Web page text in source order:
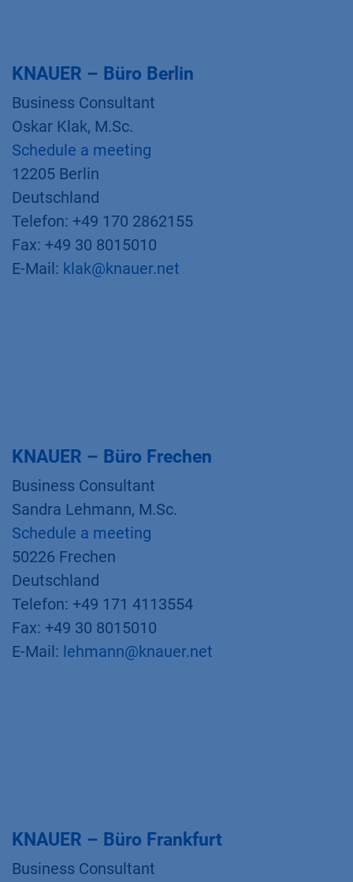
KNAUER – Büro Berlin
Business Consultant
Oskar Klak, M.Sc.
Schedule a meeting
12205 Berlin
Deutschland
Telefon: +49 170 2862155
Fax: +49 30 8015010
E-Mail: klak@knauer.net
KNAUER – Büro Frechen
Business Consultant
Sandra Lehmann, M.Sc.
Schedule a meeting
50226 Frechen
Deutschland
Telefon: +49 171 4113554
Fax: +49 30 8015010
E-Mail: lehmann@knauer.net
KNAUER – Büro Frankfurt
Business Consultant